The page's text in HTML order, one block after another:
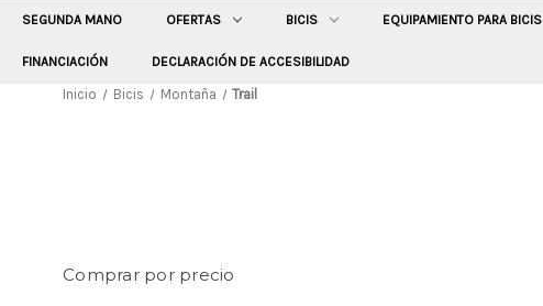
SEGUNDA MANO OFERTAS BICIS EQUIPAMIENTO PARA BICIS
FINANCIACIÓN DECLARACIÓN DE ACCESIBILIDAD
Inicio Bicis Montaña Trail
Comprar por precio